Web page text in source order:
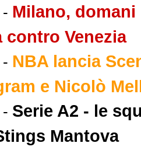
Milano,
contro Venezia
NBA lancia
e Nicolò
Serie A2 - le
Mantova